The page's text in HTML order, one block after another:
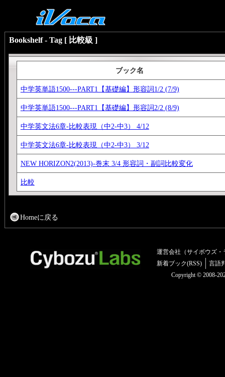
Bookshelf - Tag [ 比較級 ]
ブック名
中学英単語1500---PART1【基礎編】形容詞1/2 (7/9)
中学英単語1500---PART1【基礎編】形容詞2/2 (8/9)
中学英文法6章-比較表現（中2-中3） 4/12
中学英文法6章-比較表現（中2-中3） 3/12
NEW HORIZON2(2013)-巻末 3/4 形容詞・副詞比較変化
比較
Homeに戻る
運営会社（サイボウズ・
新着ブック(RSS)
言語
Copyright © 2008-